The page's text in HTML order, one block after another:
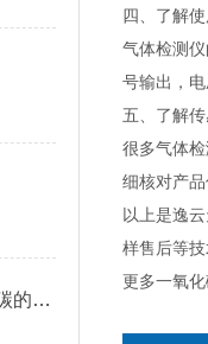
一氧化碳检测仪能探知一氧化碳的浓度变化吗
四、了解
气体检测
号输出，
五、了解
很多气体
细核对产
以上是逸
样售后等
更多一氧